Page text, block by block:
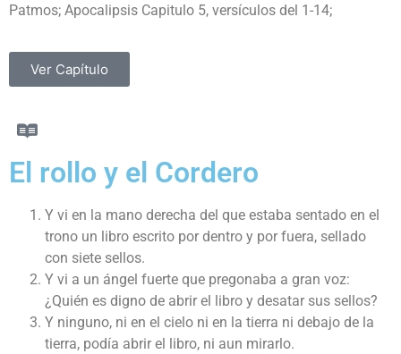
Patmos; Apocalipsis Capitulo 5, versículos del 1-14;
Ver Capítulo
El rollo y el Cordero
Y vi en la mano derecha del que estaba sentado en el
trono un libro escrito por dentro y por fuera, sellado
con siete sellos.
Y vi a un ángel fuerte que pregonaba a gran voz:
¿Quién es digno de abrir el libro y desatar sus sellos?
Y ninguno, ni en el cielo ni en la tierra ni debajo de la
tierra, podía abrir el libro, ni aun mirarlo.